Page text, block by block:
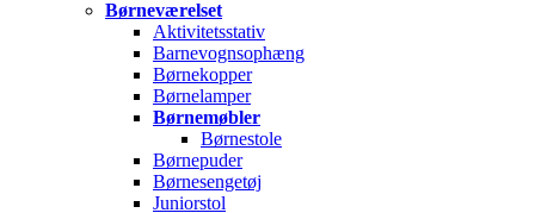
Børneværelset
Aktivitetsstativ
Barnevognsophæng
Børnekopper
Børnelamper
Børnemøbler
Børnestole
Børnepuder
Børnesengetøj
Juniorstol